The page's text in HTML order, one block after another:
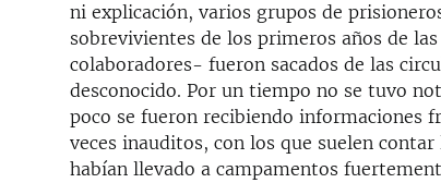
ni explicación, varios grupos de
sobrevivientes de los primeros años de
colaboradores- fueron sacados de las
desconocido. Por un tiempo no se tuvo
poco se fueron recibiendo informaciones
veces inauditos, con los que suelen
habían llevado a campamentos